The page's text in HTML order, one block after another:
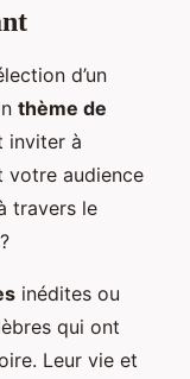
d’un
thème de
inviter à
votre audience
travers le
inédites ou
qui ont
Leur vie et